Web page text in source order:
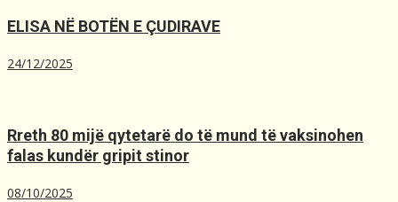
ELISA NË BOTËN E ÇUDIRAVE
24/12/2025
Rreth 80 mijë qytetarë do të mund të vaksinohen
falas kundër gripit stinor
08/10/2025